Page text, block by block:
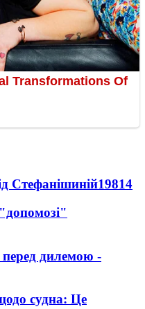
Стефанішиній19814
перед дилемою -
судна: Це